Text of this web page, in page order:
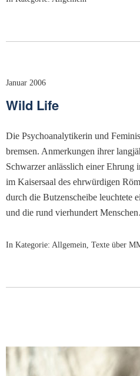
Januar 2006
Wild Life
Die Psychoanalytikerin und
bremsen. Anmerkungen ihrer
Schwarzer anlässlich einer
im Kaisersaal des ehrwürdigen
durch die Butzenscheibe leuchtete
und die rund vierhundert
In Kategorie: Allgemein, Texte über